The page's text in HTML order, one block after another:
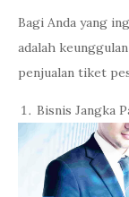
Bagi Anda yang
adalah
penjualan tiket
Bisnis Jangka